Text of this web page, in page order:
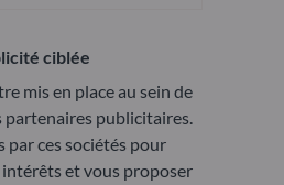
ciblée
mis en place au sein de
partenaires publicitaires.
ces sociétés pour
et vous proposer